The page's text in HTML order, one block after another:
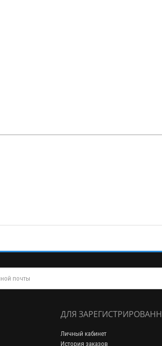
ДЛЯ
Личный кабинет
История заказов